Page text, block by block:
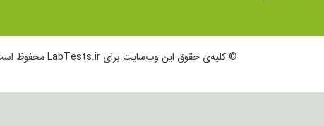
© کلیه‌ی حقوق این وب‌سایت برای LabTests.ir محفوظ است.